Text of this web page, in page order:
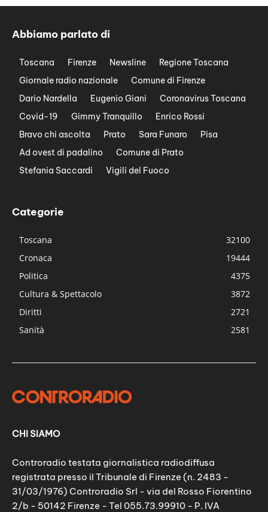
Abbiamo parlato di
Toscana Firenze Newsline
Regione Toscana
Giornale radio nazionale
Comune di Firenze
Dario Nardella
Eugenio Giani
Coronavirus Toscana
Covid-19
Gimmy Tranquillo
Enrico Rossi
Bravo chi ascolta
Prato Sara Funaro
Pisa
Ad ovest di padalino
Comune di Prato
Stefania Saccardi
Vigili del Fuoco
Categorie
Toscana
32100
Cronaca
19444
Politica
4375
Cultura & Spettacolo
3872
Diritti
2721
Sanità
2581
CHI SIAMO
Controradio testata giornalistica radiodiffusa
registrata presso il Tribunale di Firenze (n. 2483 -
31/03/1976) Controradio Srl - via del Rosso Fiorentino
2/b - 50142 Firenze - Tel 055.73.99910 - P. IVA